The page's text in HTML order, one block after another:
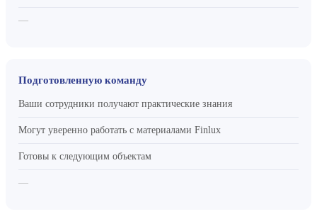
—
Подготовленную команду
Ваши сотрудники получают практические знания
Могут уверенно работать с материалами Finlux
Готовы к следующим объектам
—